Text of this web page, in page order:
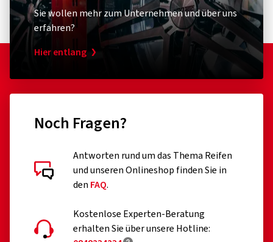
Sie wollen mehr zum Unternehmen und über uns
erfahren?
Hier entlang
Noch Fragen?
Antworten rund um das Thema Reifen
und unseren Onlineshop finden Sie in
den FAQ.
Kostenlose Experten-Beratung
erhalten Sie über unsere Hotline: